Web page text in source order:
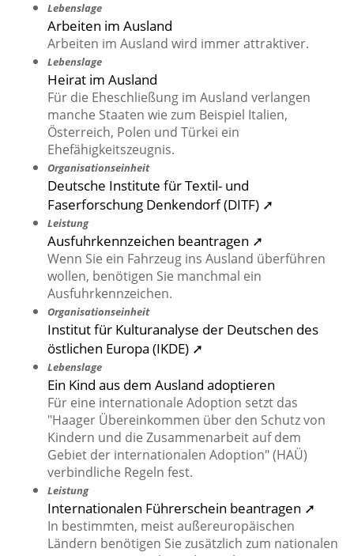
Lebenslage
Arbeiten im Ausland
Arbeiten im Ausland wird immer attraktiver.
Lebenslage
Heirat im Ausland
Für die Eheschließung im Ausland verlangen
manche Staaten wie zum Beispiel Italien,
Österreich, Polen und Türkei ein
Ehefähigkeitszeugnis.
Organisationseinheit
Deutsche Institute für Textil- und
Faserforschung Denkendorf (DITF) ➚
Leistung
Ausfuhrkennzeichen beantragen ➚
Wenn Sie ein Fahrzeug ins Ausland überführen
wollen, benötigen Sie manchmal ein
Ausfuhrkennzeichen.
Organisationseinheit
Institut für Kulturanalyse der Deutschen des
östlichen Europa (IKDE) ➚
Lebenslage
Ein Kind aus dem Ausland adoptieren
Für eine internationale Adoption setzt das
"Haager Übereinkommen über den Schutz von
Kindern und die Zusammenarbeit auf dem
Gebiet der internationalen Adoption" (HAÜ)
verbindliche Regeln fest.
Leistung
Internationalen Führerschein beantragen ➚
In bestimmten, meist außereuropäischen
Ländern benötigen Sie zusätzlich zum nationalen